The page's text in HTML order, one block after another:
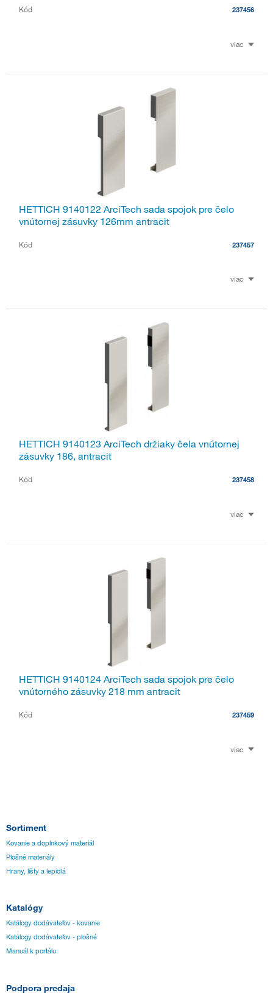
Kód 237456
viac
HETTICH 9140122 ArciTech sada spojok pre čelo
vnútornej zásuvky 126mm antracit
Kód 237457
viac
HETTICH 9140123 ArciTech držiaky čela vnútornej
zásuvky 186, antracit
Kód 237458
viac
HETTICH 9140124 ArciTech sada spojok pre čelo
vnútorného zásuvky 218 mm antracit
Kód 237459
viac
Sortiment
Kovanie a doplnkový materiál
Plošné materiály
Hrany, lišty a lepidlá
Katalógy
Katálogy dodávateľov - kovanie
Katálogy dodávateľov - plošné
Manuál k portálu
Podpora predaja